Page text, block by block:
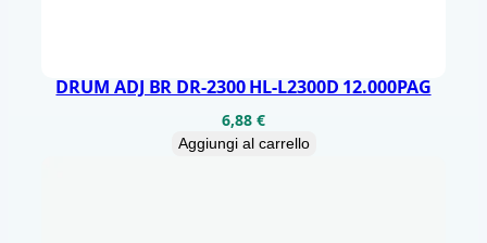
DRUM ADJ BR DR-2300 HL-L2300D 12.000PAG
6,88 €
Aggiungi al carrello